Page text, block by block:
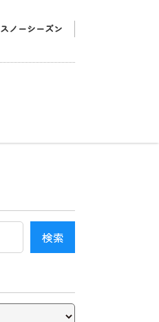
スノーシーズン